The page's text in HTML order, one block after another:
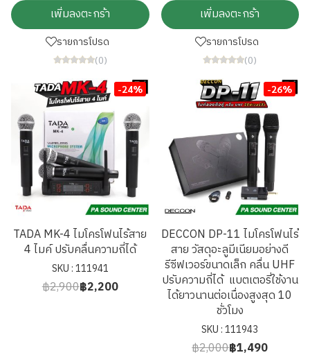
เพิ่มลงตะกร้า
รายการโปรด
(0)
เพิ่มลงตะกร้า
รายการโปรด
(0)
-24%
TADA MK-4 ไมโครโฟนไร้สาย
4 ไมค์ ปรับคลื่นความถี่ได้
SKU : 111941
฿2,900฿2,200
-26%
DECCON DP-11 ไมโครโฟนไร้
สาย วัสดุอะลูมีเนียมอย่างดี
รีซีฟเวอร์ขนาดเล็ก คลื่น UHF
ปรับความถี่ได้ แบตเตอรี่ใช้งาน
ได้ยาวนานต่อเนื่องสูงสุด 10
ชั่วโมง
SKU : 111943
฿2,000฿1,490